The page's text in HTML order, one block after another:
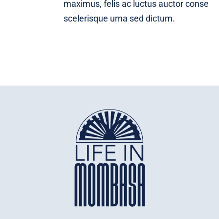
maximus, felis ac luctus auctor conse
scelerisque urna sed dictum.